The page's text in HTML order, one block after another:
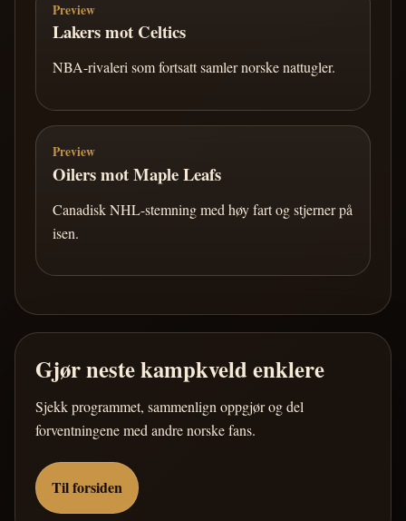
Preview
Lakers mot Celtics
NBA-rivaleri som fortsatt samler norske nattugler.
Preview
Oilers mot Maple Leafs
Canadisk NHL-stemning med høy fart og stjerner på
isen.
Gjør neste kampkveld enklere
Sjekk programmet, sammenlign oppgjør og del
forventningene med andre norske fans.
Til forsiden